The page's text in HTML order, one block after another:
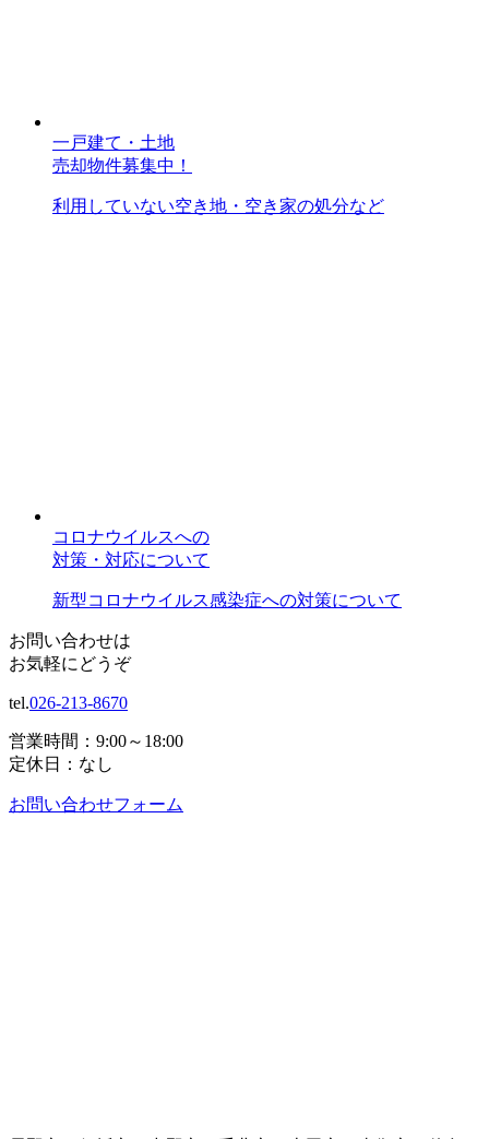
一戸建て・土地
売却物件募集中！
利用していない空き地・空き家の処分など
コロナウイルスへの
対策・対応について
新型コロナウイルス感染症への対策について
お問い合わせは
お気軽にどうぞ
tel.026-213-8670
営業時間：9:00～18:00
定休日：なし
お問い合わせフォーム